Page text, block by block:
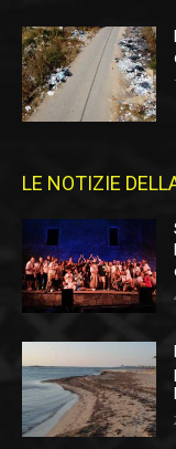
LE NOTIZIE